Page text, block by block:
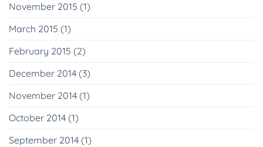
November 2015 (1)
March 2015 (1)
February 2015 (2)
December 2014 (3)
November 2014 (1)
October 2014 (1)
September 2014 (1)